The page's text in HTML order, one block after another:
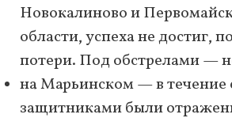
Новокалиново и
области, успеха не достиг,
потери. Под обстрелами —
на Марьинском — в
защитниками были